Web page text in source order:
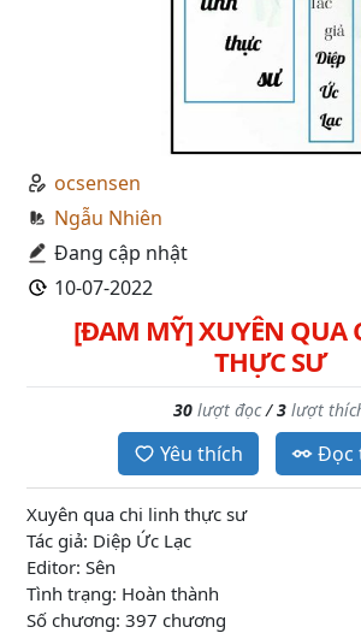
ocsensen
Ngẫu Nhiên
Đang cập nhật
10-07-2022
[ĐAM MỸ] XUYÊN QUA
THỰC SƯ
30 lượt đọc/3 lượt
Yêu thích Đọc
Xuyên qua chi linh thực sư
Tác giả: Diệp Ức Lạc
Editor: Sên
Tình trạng: Hoàn thành
Số chương: 397 chương